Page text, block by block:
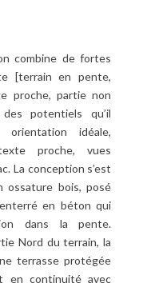
combine de fortes
[terrain en pente,
proche, partie non
potentiels qu’il
orientation idéale,
proche, vues
La conception s’est
ossature bois, posé
en béton qui
dans la pente.
Nord du terrain, la
terrasse protégée
en continuité avec